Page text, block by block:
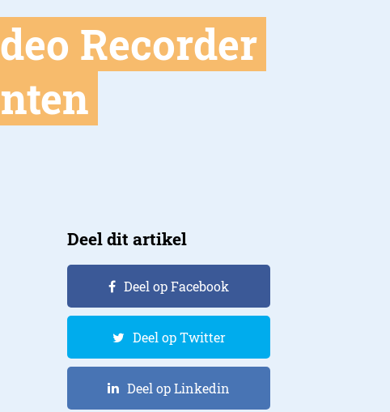
Recorder
Deel dit artikel
Deel op Facebook
Deel op Twitter
Deel op Linkedin